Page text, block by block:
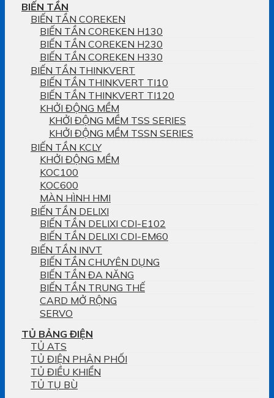
BIẾN TẦN
BIẾN TẦN COREKEN
BIẾN TẦN COREKEN H130
BIẾN TẦN COREKEN H230
BIẾN TẦN COREKEN H330
BIẾN TẦN THINKVERT
BIẾN TẦN THINKVERT TI10
BIẾN TẦN THINKVERT TI120
KHỞI ĐỘNG MỀM
KHỞI ĐỘNG MỀM TSS SERIES
KHỞI ĐỘNG MỀM TSSN SERIES
BIẾN TẦN KCLY
KHỞI ĐỘNG MỀM
KOC100
KOC600
MÀN HÌNH HMI
BIẾN TẦN DELIXI
BIẾN TẦN DELIXI CDI-E102
BIẾN TẦN DELIXI CDI-EM60
BIẾN TẦN INVT
BIẾN TẦN CHUYÊN DỤNG
BIẾN TẦN ĐA NĂNG
BIẾN TẦN TRUNG THẾ
CARD MỞ RỘNG
SERVO
TỦ BẢNG ĐIỆN
TỦ ATS
TỦ ĐIỆN PHÂN PHỐI
TỦ ĐIỀU KHIỂN
TỦ TỤ BÙ